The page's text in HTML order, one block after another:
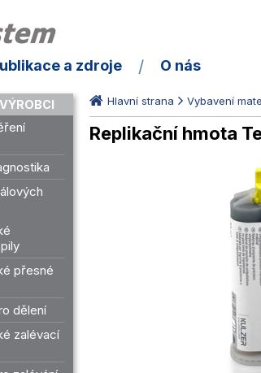
a zdroje O nás
VÝROBCI
přesné
dělení
zalévací
Hlavní strana Vybavení
Replikační hmota